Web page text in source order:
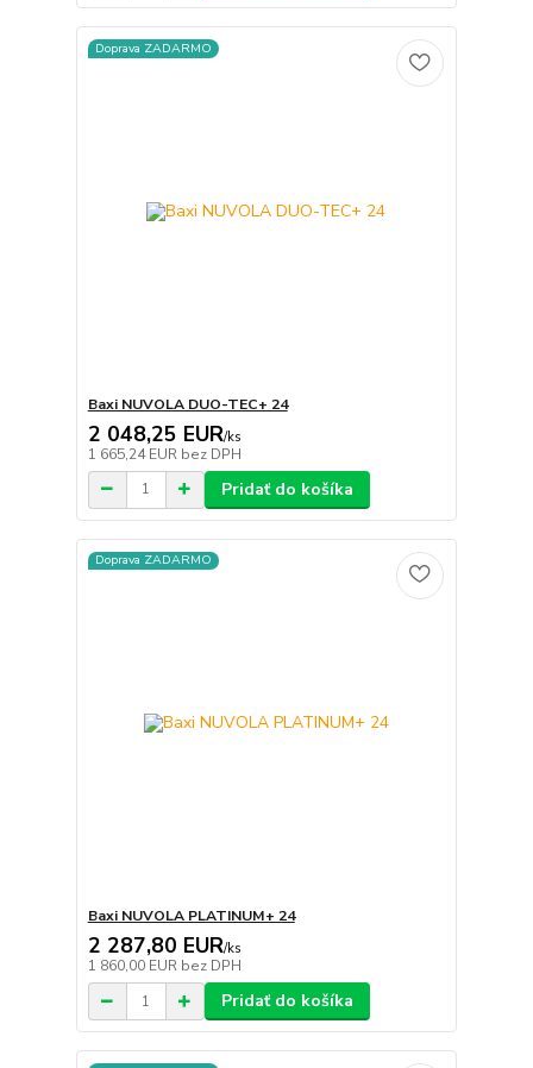
Doprava ZADARMO
Baxi NUVOLA DUO-TEC+ 24
2 048,25 EUR/ks
1 665,24 EUR bez DPH
Pridať do košíka
Doprava ZADARMO
Baxi NUVOLA PLATINUM+ 24
2 287,80 EUR/ks
1 860,00 EUR bez DPH
Pridať do košíka